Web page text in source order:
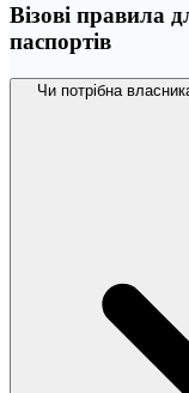
Візові правила
паспортів
Чи потрібна